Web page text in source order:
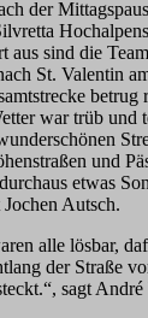
der
aus sind die
St. Valentin
betrug
war trüb und
und
etwas
Autsch.
alle lösbar,
der Straße
sagt